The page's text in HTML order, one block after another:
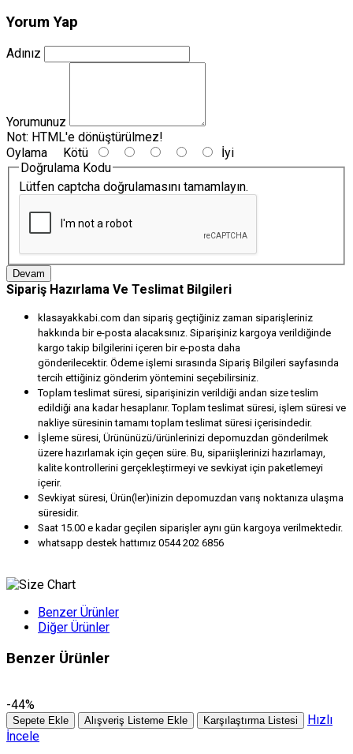
Yorum Yap
Adınız
Yorumunuz
Not: HTML'e dönüştürülmez!
Oylama Kötü
İyi
Doğrulama Kodu
Lütfen captcha doğrulamasını tamamlayın.
Devam
Sipariş Hazırlama Ve Teslimat Bilgileri
klasayakkabi.com dan sipariş geçtiğiniz zaman siparişleriniz
hakkında bir e-posta alacaksınız. Siparişiniz kargoya verildiğinde
kargo takip bilgilerini içeren bir e-posta daha
gönderilecektir. Ödeme işlemi sırasında Sipariş Bilgileri sayfasında
tercih ettiğiniz gönderim yöntemini seçebilirsiniz.
Toplam teslimat süresi, siparişinizin verildiği andan size teslim
edildiği ana kadar hesaplanır. Toplam teslimat süresi, işlem süresi ve
nakliye süresinin tamamı toplam teslimat süresi içerisindedir.
İşleme süresi, Ürününüzü/ürünlerinizi depomuzdan gönderilmek
üzere hazırlamak için geçen süre. Bu, sipariişlerinizi hazırlamayı,
kalite kontrollerini gerçekleştirmeyi ve sevkiyat için paketlemeyi
içerir.
Sevkiyat süresi, Ürün(ler)inizin depomuzdan varış noktanıza ulaşma
süresidir.
Saat 15.00 e kadar geçilen siparişler aynı gün kargoya verilmektedir.
whatsapp destek hattımız 0544 202 6856
Benzer Ürünler
Diğer Ürünler
Benzer Ürünler
-44%
Sepete Ekle Alışveriş Listeme Ekle Karşılaştırma Listesi
Hızlı
İncele